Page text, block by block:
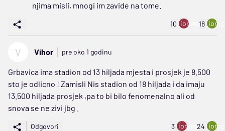
njima misli, mnogi im zavide na tome.
10 ion:minus
18
V Vihor pre oko 1 godinu
Grbavica ima stadion od 13 hiljada mjesta i prosjek je 8.500
sto je odlicno ! Zamisli Nis stadion od 18 hiljada i da imaju
13.500 hiljada prosjek ,pa to bi bilo fenomenalno ali od
snova se ne zivi jbg .
Odgovori 3 ion:minus
24